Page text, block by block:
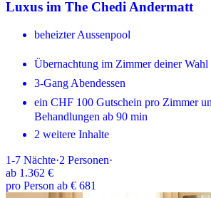
Luxus im The Chedi Andermatt
beheizter Aussenpool
Übernachtung im Zimmer deiner Wahl
3-Gang Abendessen
ein CHF 100 Gutschein pro Zimmer
Behandlungen ab 90 min
2 weitere Inhalte
1-7 Nächte·2 Personen·
ab 1.362 €
pro Person ab € 681